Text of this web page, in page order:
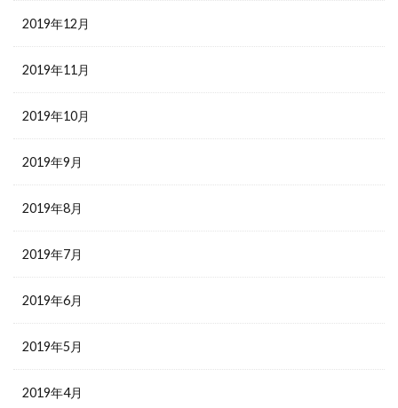
2019年12月
2019年11月
2019年10月
2019年9月
2019年8月
2019年7月
2019年6月
2019年5月
2019年4月